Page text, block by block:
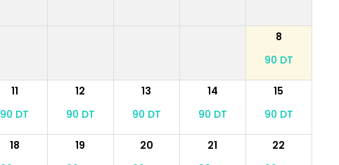
8
90 DT
11 12 13 14
15
90 DT 90 DT 90 DT 90 DT 90 DT
18 19 20 21
22